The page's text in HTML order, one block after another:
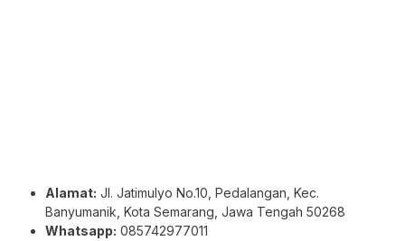
Alamat: Jl. Jatimulyo No.10, Pedalangan, Kec.
Banyumanik, Kota Semarang, Jawa Tengah 50268
Whatsapp: 085742977011